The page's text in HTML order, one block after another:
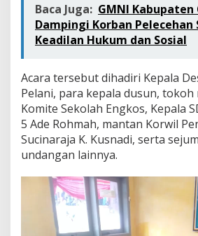
Baca Juga: GMNI Kabupaten
Dampingi Korban Pelecehan
Keadilan Hukum dan Sosial
Acara tersebut dihadiri Kepala
Pelani, para kepala dusun, tokoh
Komite Sekolah Engkos, Kepala
5 Ade Rohmah, mantan Korwil
Sucinaraja K. Kusnadi, serta
undangan lainnya.